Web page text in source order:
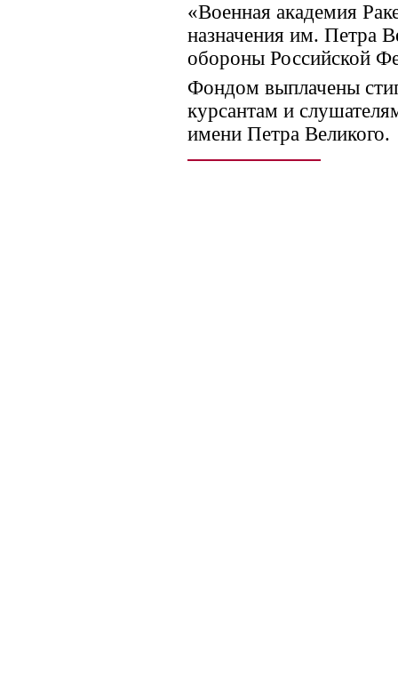
«Военная академия
назначения им. Петра
обороны Российской
Фондом выплачены
курсантам и
имени Петра Великого.